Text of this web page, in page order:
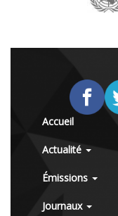
Accueil
Actualité
Émissions
Journaux